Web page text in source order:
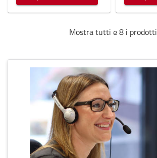
Mostra tutti e 8 i prodotti